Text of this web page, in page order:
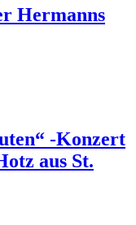
Hermanns
-Konzert
aus St.